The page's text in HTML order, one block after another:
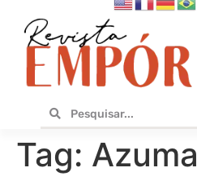
Tag: Azuma